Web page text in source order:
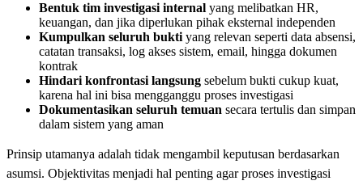
Bentuk tim investigasi internal yang melibatkan HR,
keuangan, dan jika diperlukan pihak eksternal independen
Kumpulkan seluruh bukti yang relevan seperti data absensi,
catatan transaksi, log akses sistem, email, hingga dokumen
kontrak
Hindari konfrontasi langsung sebelum bukti cukup kuat,
karena hal ini bisa mengganggu proses investigasi
Dokumentasikan seluruh temuan secara tertulis dan simpan
dalam sistem yang aman
Prinsip utamanya adalah tidak mengambil keputusan berdasarkan
asumsi. Objektivitas menjadi hal penting agar proses investigasi